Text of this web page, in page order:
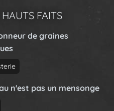
FAITS
de graines
n'est pas un mensonge